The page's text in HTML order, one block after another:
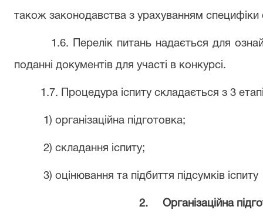
також законодавства з урахуванням
1.6. Перелік питань надається для
поданні документів для участі в конкурсі.
1.7. Процедура іспиту складається з 3
1) організаційна підготовка;
2) складання іспиту;
3) оцінювання та підбиття підсумків іспиту
2. Організаційна